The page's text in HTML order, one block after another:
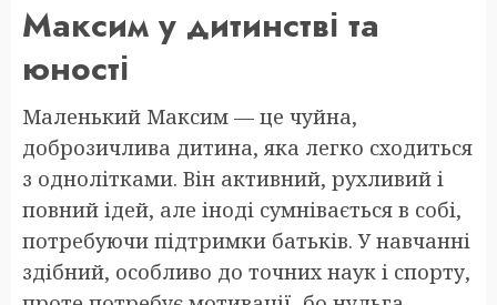
Максим у дитинстві та
юності
Маленький Максим — це чуйна,
доброзичлива дитина, яка легко сходиться
з однолітками. Він активний, рухливий і
повний ідей, але іноді сумнівається в собі,
потребуючи підтримки батьків. У навчанні
здібний, особливо до точних наук і спорту,